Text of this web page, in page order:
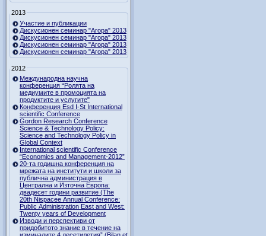
2013
Участие и публикации
Дискусионен семинар "Агора" 2013
Дискусионен семинар "Агора" 2013
Дискусионен семинар "Агора" 2013
Дискусионен семинар "Агора" 2013
2012
Международна научна
конференция “Ролята на
медиумите в промоцията на
продуктите и услугите"
Конференция Esd I-St International
scientific Conference
Gordon Research Сonference
Science & Technology Policy:
Science and Technology Policy in
Global Context
International scientific Conference
“Economics and Management-2012”
20-та годишна конференция на
мрежата на институти и школи за
публична администрация в
Централна и Източна Европа:
двадесет години развитие (The
20th Nispacee Annual Conference:
Public Administration East and West:
Twenty years of Development
Изводи и перспективи от
придобитото знание в течение на